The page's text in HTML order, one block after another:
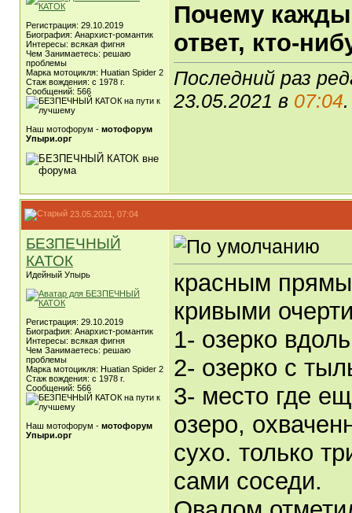
Регистрация: 29.10.2019
Биография: Анархист-романтик
Интересы: всякая фигня
Чем Занимаетесь: решаю
проблемы
Марка мотоцикля: Huatian Spider 2
Стаж вождения: с 1978 г.
Сообщений: 566
Наш мотофорум - мотофорум
Упыри.орг
Почему
ответ, кто-
Последний раз
23.05.2021 в 07:04.
23.05.2021, 07:04
БЕЗПЕЧНЫЙ
КАТОК
Идейный Упырь
Регистрация: 29.10.2019
Биография: Анархист-романтик
Интересы: всякая фигня
Чем Занимаетесь: решаю
проблемы
Марка мотоцикля: Huatian Spider 2
Стаж вождения: с 1978 г.
Сообщений: 566
Наш мотофорум - мотофорум
Упыри.орг
красным
кривыми
1- озерко
2- озерко с
3- место где
озеро,
сухо. только
сами соседи.